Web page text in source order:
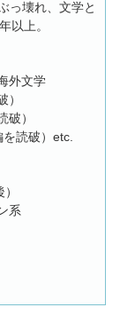
っ壊れ、文学と
以上。
外文学
）
破）
読破）etc.
系